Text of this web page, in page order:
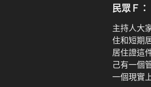
民眾Ｆ：
主持人大
住和短期
居住證這
己有一個
一個現實